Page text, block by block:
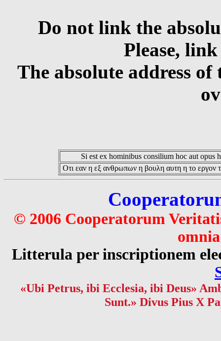
Do not link the
Please,
The absolute address
Si est ex hominibus consilium hoc aut opus
Οτι εαν η εξ ανθρωπων η βουλη αυτη η το εργον
© 2006 Cooperatorum
Litterula per inscriptionem
«Ubi Petrus, ibi Ecclesia, ibi Deus»
Sunt.» Divus Pius X